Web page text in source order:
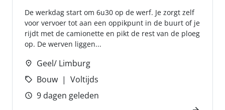
De werkdag start om 6u30 op de werf. Je zorgt zelf
voor vervoer tot aan een oppikpunt in de buurt of je
rijdt met de camionette en pikt de rest van de ploeg
op. De werven liggen...
Geel/ Limburg
Bouw
Voltijds
9 dagen geleden